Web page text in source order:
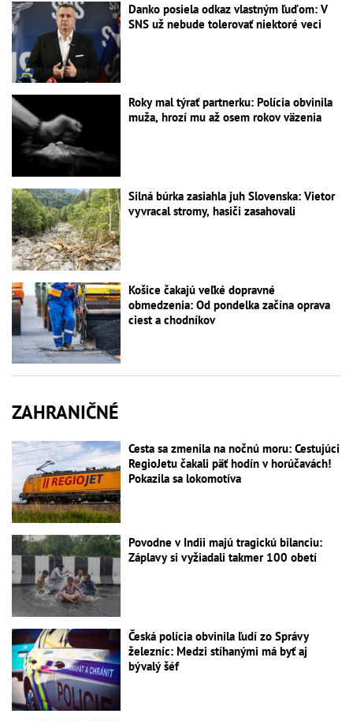
Danko posiela odkaz vlastným ľuďom: V
SNS už nebude tolerovať niektoré veci
Roky mal týrať partnerku: Polícia obvinila
muža, hrozí mu až osem rokov väzenia
Silná búrka zasiahla juh Slovenska: Vietor
vyvracal stromy, hasiči zasahovali
Košice čakajú veľké dopravné
obmedzenia: Od pondelka začína oprava
ciest a chodníkov
ZAHRANIČNÉ
Cesta sa zmenila na nočnú moru: Cestujúci
RegioJetu čakali päť hodín v horúčavách!
Pokazila sa lokomotíva
Povodne v Indii majú tragickú bilanciu:
Záplavy si vyžiadali takmer 100 obetí
Česká polícia obvinila ľudí zo Správy
železníc: Medzi stíhanými má byť aj
bývalý šéf